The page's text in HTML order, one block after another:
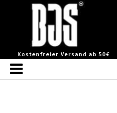
Kostenfreier Versand ab 50€